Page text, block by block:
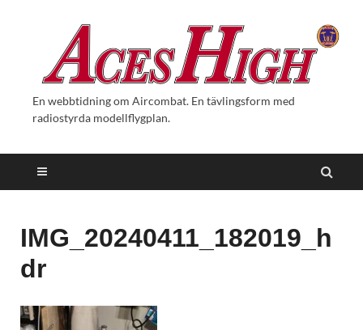
En webbtidning om Aircombat. En tävlingsform med
radiostyrda modellflygplan.
IMG_20240411_182019_h
dr